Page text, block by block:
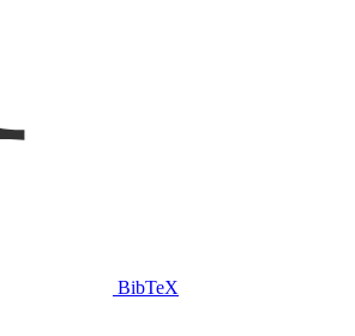
BibTeX